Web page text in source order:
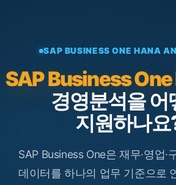
SAP BUSINESS ONE HANA
SAP Business
경영분석을 어
지원하나요
SAP Business One은 재무·영업·
데이터를 하나의 업무 기준으로